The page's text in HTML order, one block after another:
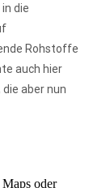
die
Rohstoffe
auch hier
aber nun